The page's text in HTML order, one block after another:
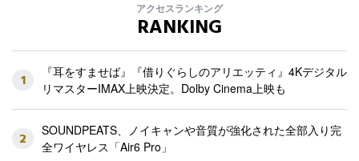
アクセスランキング
RANKING
1
『耳をすませば』『借りぐらしのアリエッティ』4Kデジタル
リマスターIMAX上映決定。Dolby Cinema上映も
2
SOUNDPEATS、ノイキャンや音質が強化された全部入り完
全ワイヤレス「Air6 Pro」